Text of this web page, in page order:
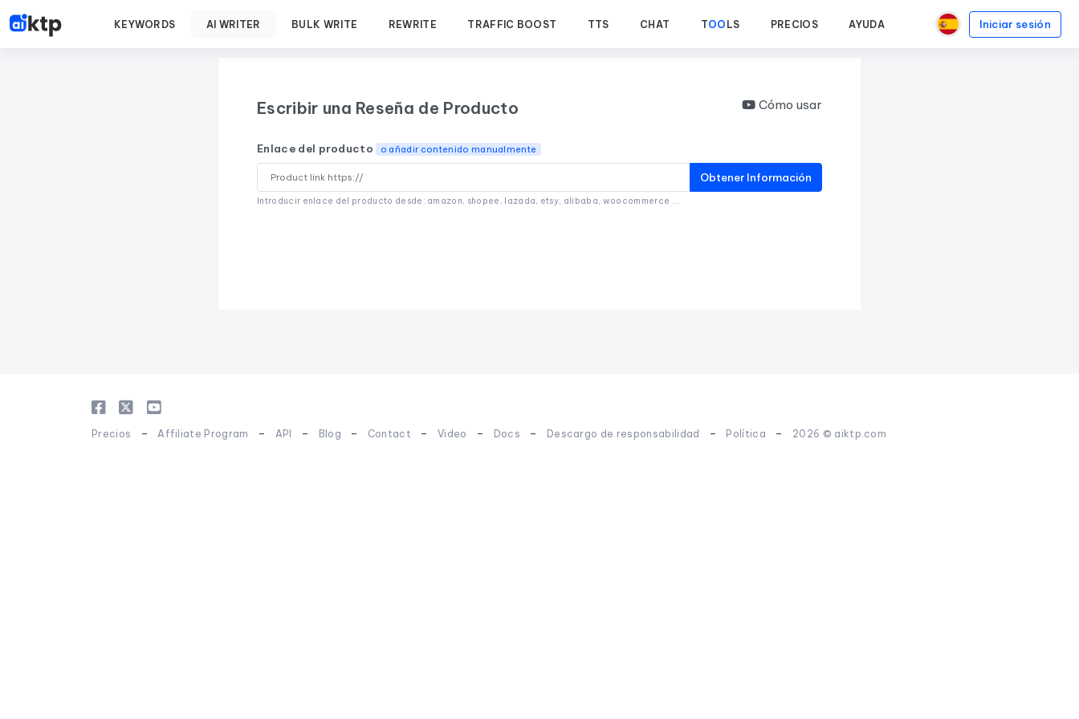
KEYWORDS AI WRITER BULK WRITE REWRITE TRAFFIC BOOST TTS CHAT TOO LS PRECIOS AYUDA Iniciar sesión
Escribir una Reseña de Producto Cómo usar
Enlace del producto o añadir contenido manualmente
Obtener Información
Introducir enlace del producto desde: amazon, shopee, lazada, etsy, alibaba, woocommerce ...
Precios - Affiliate Program - API - Blog - Contact - Video - Docs - Descargo de responsabilidad - Política - 2026 © aiktp.com